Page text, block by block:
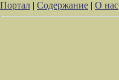
Портал | Содержание | О нас